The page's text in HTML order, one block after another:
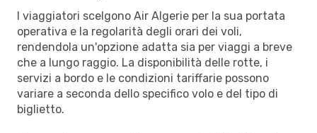
I viaggiatori scelgono Air Algerie per la sua portata
operativa e la regolarità degli orari dei voli,
rendendola un'opzione adatta sia per viaggi a breve
che a lungo raggio. La disponibilità delle rotte, i
servizi a bordo e le condizioni tariffarie possono
variare a seconda dello specifico volo e del tipo di
biglietto.